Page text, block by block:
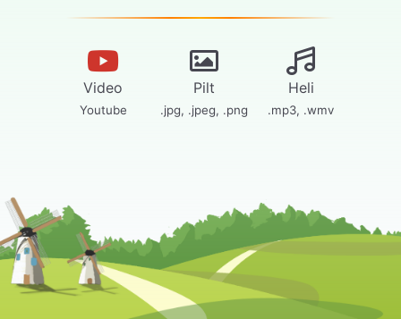
Video Pilt Heli
Youtube .jpg, .jpeg, .png .mp3, .wmv